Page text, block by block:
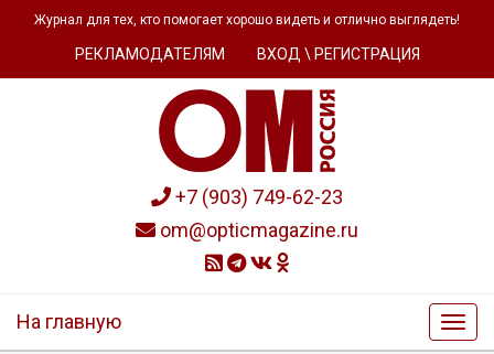
Журнал для тех, кто помогает хорошо видеть и отлично выглядеть!
РЕКЛАМОДАТЕЛЯМ ВХОД \ РЕГИСТРАЦИЯ
+7 (903) 749-62-23
om@opticmagazine.ru
На главную